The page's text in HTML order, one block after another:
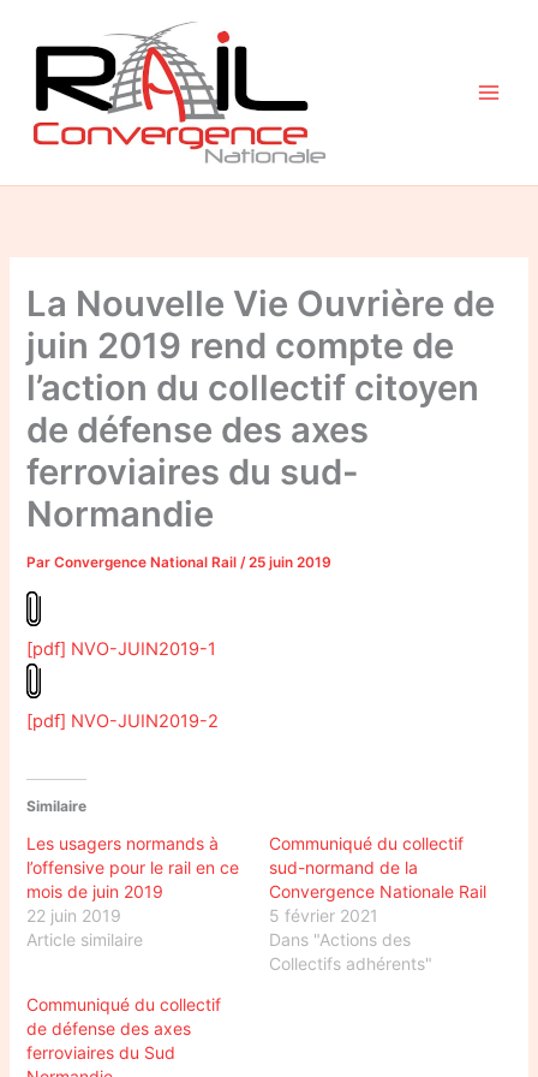
contenu
La Nouvelle Vie Ouvrière de
juin 2019 rend compte de
l’action du collectif citoyen
de défense des axes
ferroviaires du sud-
Normandie
ParConvergence National Rail/25 juin 2019
[pdf] NVO-JUIN2019-1
[pdf] NVO-JUIN2019-2
Similaire
Les usagers normands à
l’offensive pour le rail en ce
mois de juin 2019
22 juin 2019
Article similaire
Communiqué du collectif
sud-normand de la
Convergence Nationale Rail
5 février 2021
Dans "Actions des
Collectifs adhérents"
Communiqué du collectif
de défense des axes
ferroviaires du Sud